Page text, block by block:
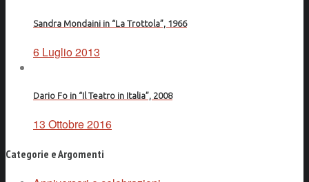
Sandra Mondaini in “La Trottola”, 1966
6 Luglio 2013
Dario Fo in “Il Teatro in Italia”, 2008
13 Ottobre 2016
Categorie e Argomenti